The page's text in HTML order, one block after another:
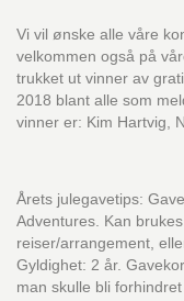
Vi vil ønske alle våre
velkommen også på
trukket ut vinner av
2018 blant alle som
vinner er: Kim Hartvig,
Årets julegavetips:
Adventures. Kan
reiser/arrangement,
Gyldighet: 2 år.
man skulle bli forhindret